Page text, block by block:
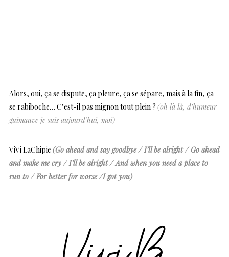
Alors, oui, ça se dispute, ça pleure, ça se sépare, mais à la fin, ça
se rabiboche… C’est-il pas mignon tout plein ? (oh là là, d’humeur
guimauve je suis aujourd’hui, moi)
ViVi LaChipie (Go ahead and say goodbye / I’ll be alright / Go ahead
and make me cry / I’ll be alright / And when you need a place to
run to / For better for worse /I got you)